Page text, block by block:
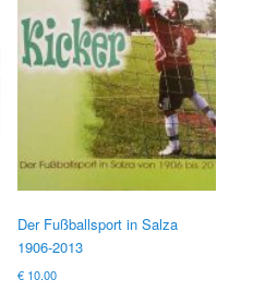
Der Fußballsport in Salza
1906-2013
€10.00